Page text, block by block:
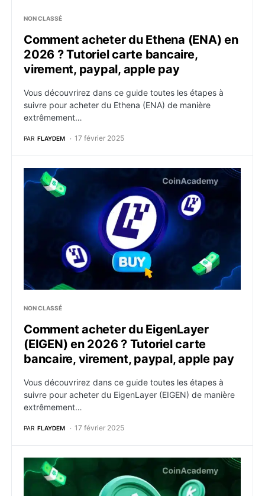
NON CLASSÉ
Comment acheter du Ethena (ENA) en
2026 ? Tutoriel carte bancaire,
virement, paypal, apple pay
Vous découvrirez dans ce guide toutes les étapes à
suivre pour acheter du Ethena (ENA) de manière
extrêmement…
PAR FLAYDEM 17 février 2025
Comment acheter du EigenLayer (EIGEN) en 2026
NON CLASSÉ
Comment acheter du EigenLayer
(EIGEN) en 2026 ? Tutoriel carte
bancaire, virement, paypal, apple pay
Vous découvrirez dans ce guide toutes les étapes à
suivre pour acheter du EigenLayer (EIGEN) de manière
extrêmement…
PAR FLAYDEM 17 février 2025
Comment acheter du Kaspa (KAS) en 2026 ?